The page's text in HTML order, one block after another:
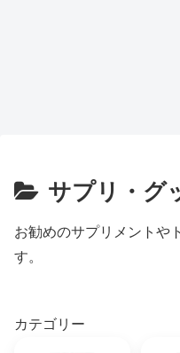
サプリ・グ
お勧めのサプリメントや
す。
カテゴリー